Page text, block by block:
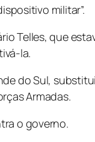
militar”.
Telles, que
la.
do Sul,
Armadas.
o governo.